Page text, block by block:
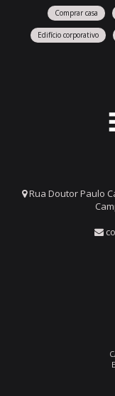
Comprar casa
Edifício corporativo
Rua Doutor Paulo